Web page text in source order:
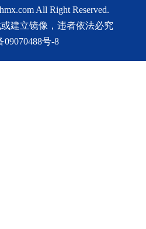
All Right Reserved.
建立镜像，违者依法必究
09070488号-8